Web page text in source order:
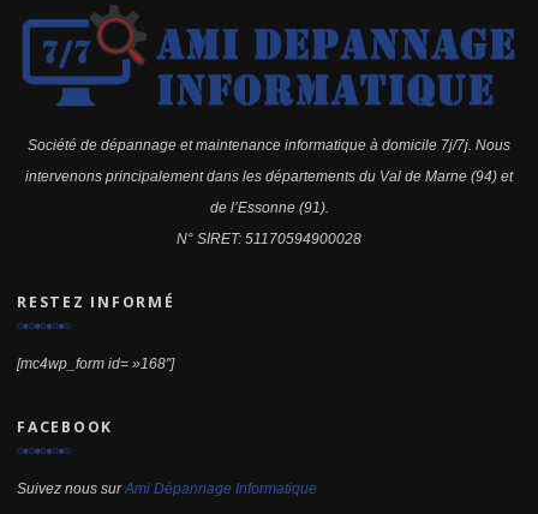
Société de dépannage et maintenance informatique à domicile 7j/7j. Nous
intervenons principalement dans les départements du Val de Marne (94) et
de l’Essonne (91).
N° SIRET: 51170594900028
RESTEZ INFORMÉ
[mc4wp_form id= »168″]
FACEBOOK
Suivez nous surAmi Dépannage Informatique